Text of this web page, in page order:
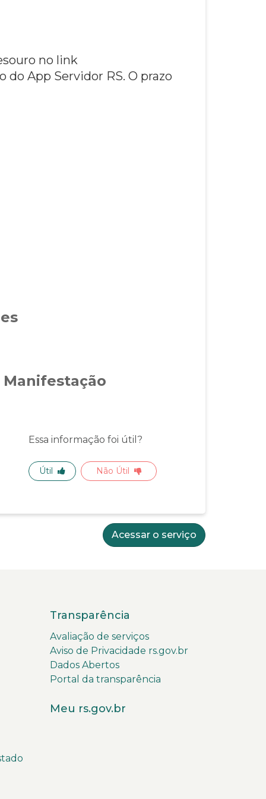
no link
do App Servidor RS. O prazo
Essa informação foi útil?
Útil Não Útil
Acessar o serviço
Transparência
Avaliação de serviços
Aviso de Privacidade rs.gov.br
Dados Abertos
Portal da transparência
Meu rs.gov.br